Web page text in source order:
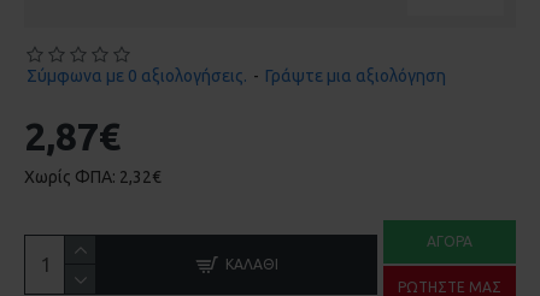
Σύμφωνα με 0 αξιολογήσεις. - Γράψτε μια αξιολόγηση
2,87€
Χωρίς ΦΠΑ: 2,32€
ΚΑΛΆΘΙ
ΑΓΟΡΆ
ΡΩΤΉΣΤΕ ΜΑΣ